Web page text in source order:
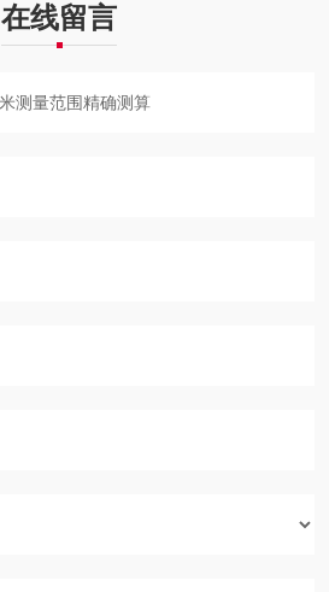
在线留言